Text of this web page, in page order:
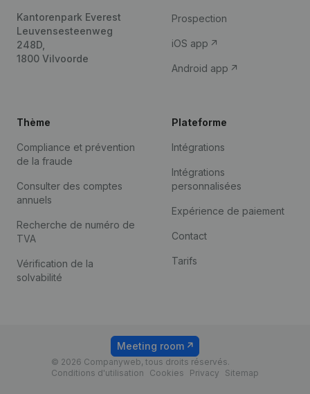
Kantorenpark Everest
Leuvensesteenweg
248D,
1800 Vilvoorde
Prospection
iOS app
Android app
Thème
Compliance et prévention
de la fraude
Consulter des comptes
annuels
Recherche de numéro de
TVA
Vérification de la
solvabilité
Plateforme
Intégrations
Intégrations
personnalisées
Expérience de paiement
Contact
Tarifs
© 2026 Companyweb, tous droits réservés.
Conditions d'utilisation
Cookies Privacy Sitemap
Meeting room